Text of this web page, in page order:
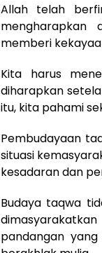
Allah telah
mengharapkan
memberi
Kita harus
diharapkan
itu, kita pahami
Pembudayaan
situasi
kesadaran dan
Budaya taqwa
pandangan